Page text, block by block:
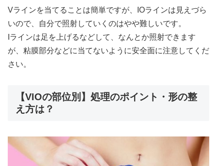
Vラインを当てることは簡単ですが、IOラインは見えづら
いので、自分で照射していくのはやや難しいです。
Iラインは足を上げるなどして、なんとか照射できます
が、粘膜部分などに当てないように安全面に注意してくだ
さい。
【VIOの部位別】処理のポイント・形の整
え方は？